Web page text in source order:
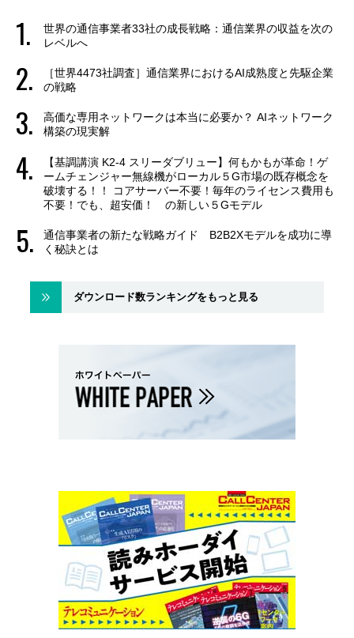
世界の通信事業者33社の成長戦略：通信業界の収益を次の
レベルへ
［世界4473社調査］通信業界におけるAI成熟度と先駆企業
の戦略
高価な専用ネットワークは本当に必要か？ AIネットワーク
構築の現実解
【基調講演 K2-4 スリーダブリュー】何もかもが革命！ゲ
ームチェンジャー無線機がローカル５G市場の既存概念を
破壊する！！ コアサーバー不要！毎年のライセンス費用も
不要！でも、超安価！ の新しい５Gモデル
通信事業者の新たな戦略ガイド B2B2Xモデルを成功に導
く秘訣とは
ダウンロード数ランキングをもっと見る